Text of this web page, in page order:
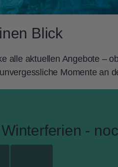
Blick
alle aktuellen Angebote –
Momente an
-